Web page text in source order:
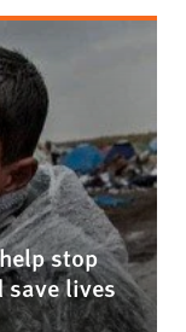
stop
save lives